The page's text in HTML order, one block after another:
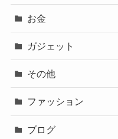
お金
ガジェット
その他
ファッション
ブログ